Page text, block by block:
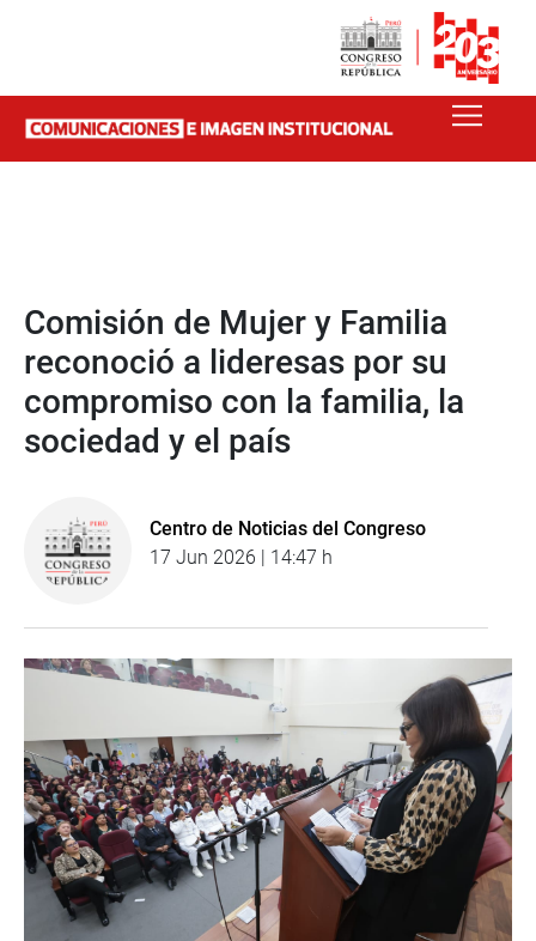
Comisión de Mujer y Familia
reconoció a lideresas por su
compromiso con la familia, la
sociedad y el país
Centro de Noticias del Congreso
17 Jun 2026 | 14:47 h